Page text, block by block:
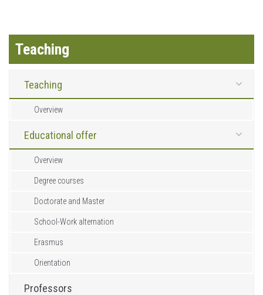
Teaching
Teaching
Overview
Educational offer
Overview
Degree courses
Doctorate and Master
School-Work alternation
Erasmus
Orientation
Professors